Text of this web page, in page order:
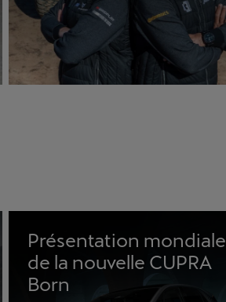
Présentation mondiale
de la nouvelle CUPRA
Born